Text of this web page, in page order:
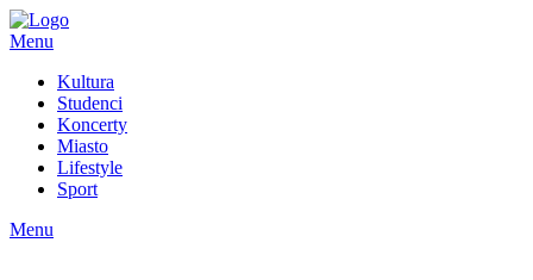
Skip
to
Menu
Kultura
Studenci
Koncerty
Miasto
Lifestyle
Sport
Menu